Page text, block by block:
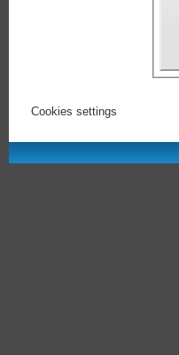
Cookies settings